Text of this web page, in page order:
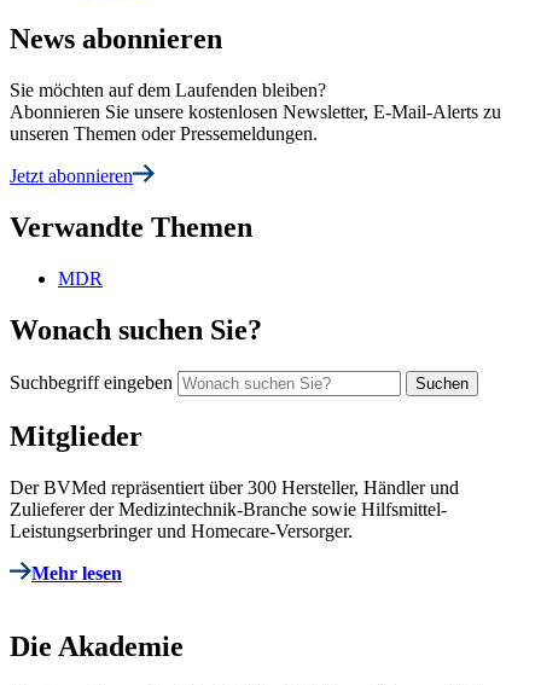
News abonnieren
Sie möchten auf dem Laufenden bleiben?
Abonnieren Sie unsere kostenlosen Newsletter, E-Mail-Alerts zu
unseren Themen oder Pressemeldungen.
Jetzt abonnieren
Verwandte Themen
MDR
Wonach suchen Sie?
Suchbegriff eingeben
Mitglieder
Der BVMed repräsentiert über 300 Hersteller, Händler und
Zulieferer der Medizintechnik-Branche sowie Hilfsmittel-
Leistungserbringer und Homecare-Versorger.
Mehr lesen
Die Akademie